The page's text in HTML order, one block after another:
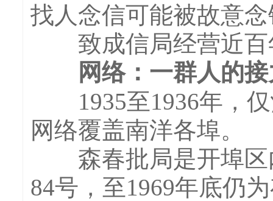
找人念信可能被故意
致成信局经营近百
网络：一群人的接
1935至1936年，仅
网络覆盖南洋各埠。
森春批局是开埠区
84号，至1969年底仍